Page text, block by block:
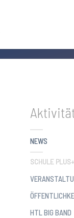
NEWS
SCHULE PLUS+
HTL BIG BAND